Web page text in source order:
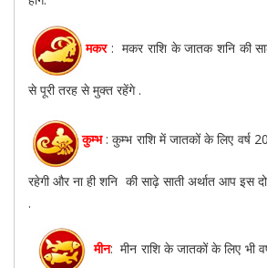
मकर : मकर राशि के जातक शनि की
से पूरी तरह से मुक्त रहेंगे .
कुम्भ: कुम्भ राशि में जातकों के लिए वर्ष
रहेगी और ना ही शनि की साढ़े साती अर्थात आप इस
.
मीन: मीन राशि के जातकों के लिए भी